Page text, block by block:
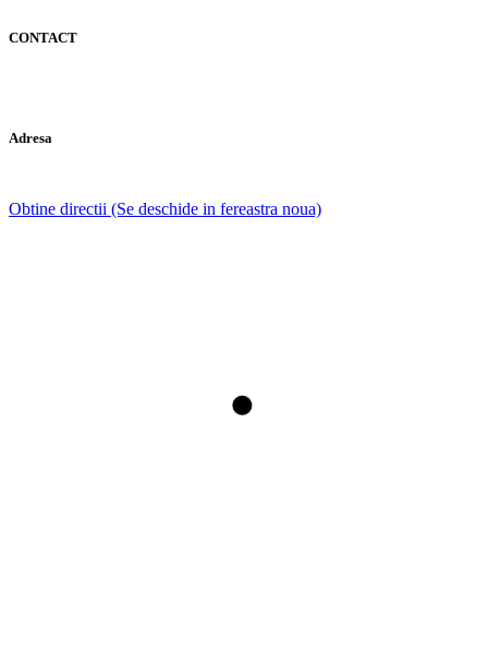
CONTACT
Adresa
Obtine directii (Se deschide in fereastra noua)